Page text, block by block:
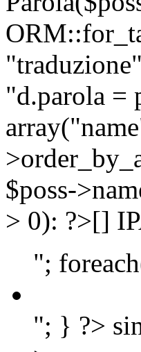
"d.parola =
$poss-
> 0): ?>[]
";
"; } ?>